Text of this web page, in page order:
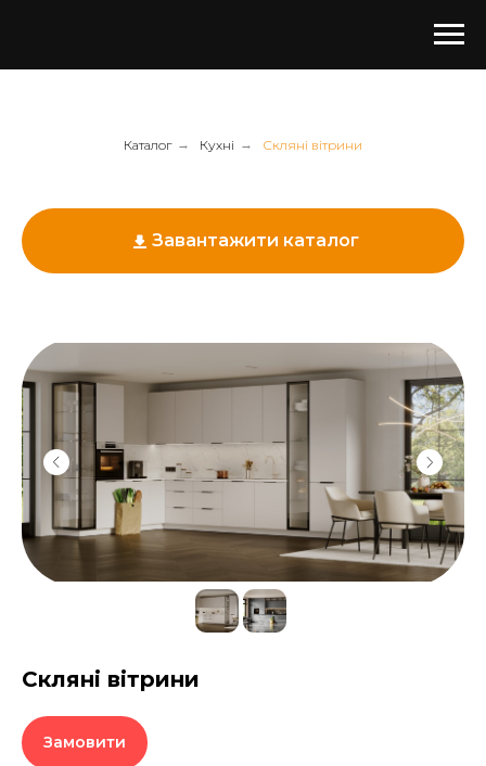
Каталог → Кухні → Скляні вітрини
Завантажити каталог
Скляні вітрини
Замовити